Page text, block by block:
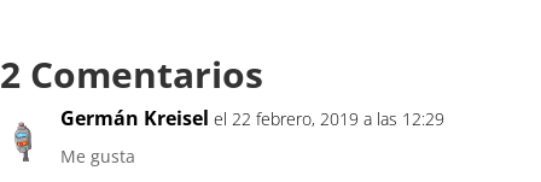
2 Comentarios
Germán Kreisel el 22 febrero, 2019 a las 12:29
Me gusta